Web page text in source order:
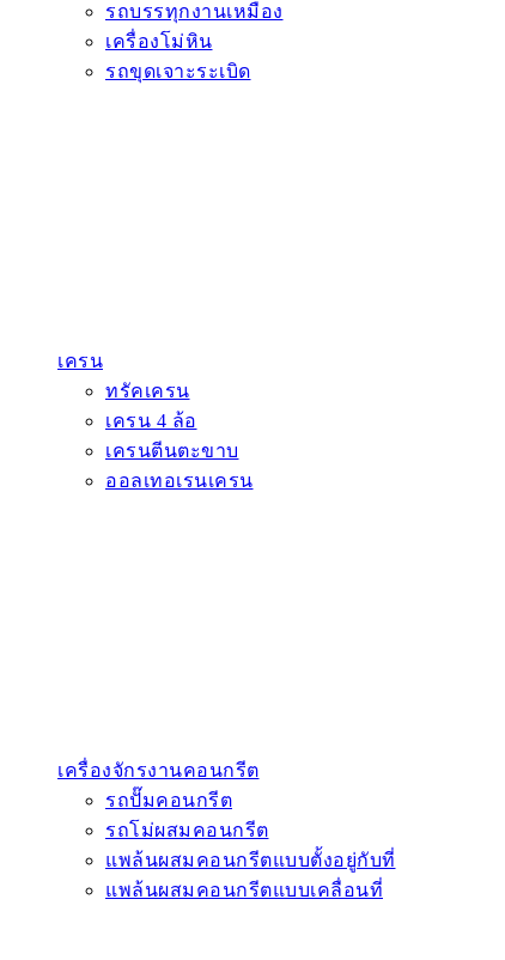
รถบรรทุกงานเหมือง
เครื่องโม่หิน
รถขุดเจาะระเบิด
เครน
ทรัคเครน
เครน 4 ล้อ
เครนตีนตะขาบ
ออลเทอเรนเครน
เครื่องจักรงานคอนกรีต
รถปั๊มคอนกรีต
รถโม่ผสมคอนกรีต
แพล้นผสมคอนกรีตแบบตั้งอยู่กับที่
แพล้นผสมคอนกรีตแบบเคลื่อนที่